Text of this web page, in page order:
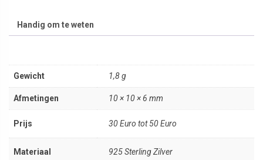
Handig om te weten
Gewicht 1,8 g
Afmetingen 10 × 10 × 6 mm
Prijs 30 Euro tot 50 Euro
Materiaal 925 Sterling Zilver